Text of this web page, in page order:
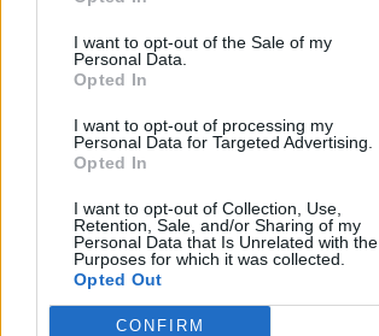
I want to opt-out of the Sale of my
Personal Data.
Opted In
I want to opt-out of processing my
Personal Data for Targeted Advertising.
Opted In
I want to opt-out of Collection, Use,
Retention, Sale, and/or Sharing of my
Personal Data that Is Unrelated with the
Purposes for which it was collected.
Opted Out
CONFIRM